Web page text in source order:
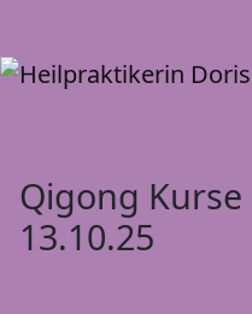
Qigong
13.10.25